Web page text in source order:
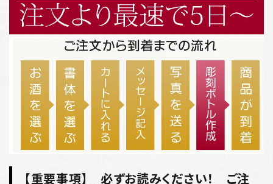
【重要事項】 必ずお読みください！ ご注